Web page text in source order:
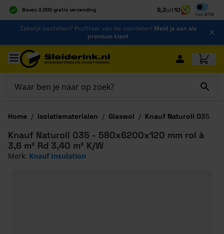
Boven 2.000 gratis verzending
Al 40 jaar dé specialist
Alles onder één dak
9,2uit10
Incl BTW
Inclusief
Ga naar de inhoud
Zakelijk bestellen? Profiteer van de voordelen! Meld je aan als
premium klant
Ga naar hoofdinhoud
Home / Isolatiematerialen / Glaswol / Knauf Naturoll 035
Knauf Naturoll 035 - 580x6200x120 mm rol à
3,6 m² Rd 3,40 m² K/W
Merk: Knauf Insulation